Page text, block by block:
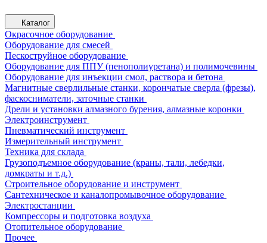
Каталог
Окрасочное оборудование
Оборудование для смесей
Пескоструйное оборудование
Оборудование для ППУ (пенополиуретана) и полимочевины
Оборудование для инъекции смол, раствора и бетона
Магнитные сверлильные станки, корончатые сверла (фрезы),
фаскосниматели, заточные станки
Дрели и установки алмазного бурения, алмазные коронки
Электроинструмент
Пневматический инструмент
Измерительный инструмент
Техника для склада
Грузоподъемное оборудование (краны, тали, лебедки,
домкраты и т.д.)
Строительное оборудование и инструмент
Сантехническое и каналопромывочное оборудование
Электростанции
Компрессоры и подготовка воздуха
Отопительное оборудование
Прочее